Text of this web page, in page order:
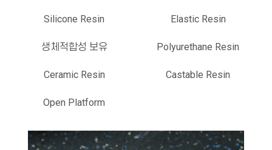
Silicone Resin Elastic Resin
생체적합성 보유 Polyurethane Resin
Ceramic Resin Castable Resin
Open Platform